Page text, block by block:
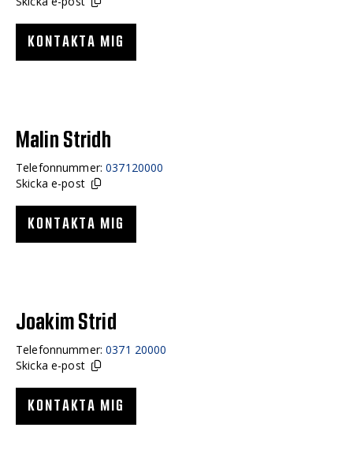
KONTAKTA MIG
Malin Stridh
Telefonnummer:037120000
Skicka e-post
KONTAKTA MIG
Joakim Strid
Telefonnummer:0371 20000
Skicka e-post
KONTAKTA MIG